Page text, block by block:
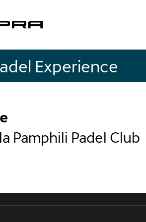
Experience
Pamphili Padel Club